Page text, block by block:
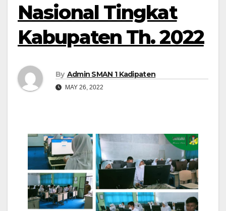
Nasional Tingkat
Kabupaten Th. 2022
By Admin SMAN 1 Kadipaten
MAY 26, 2022